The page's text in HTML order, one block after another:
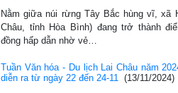
Nằm giữa núi rừng Tây Bắc hùng vĩ, xã
Châu, tỉnh Hòa Bình) đang trở thành
đồng hấp dẫn nhờ vẻ…
Tuần Văn hóa - Du lịch Lai Châu năm
diễn ra từ ngày 22 đến 24-11 (13/11/2024)